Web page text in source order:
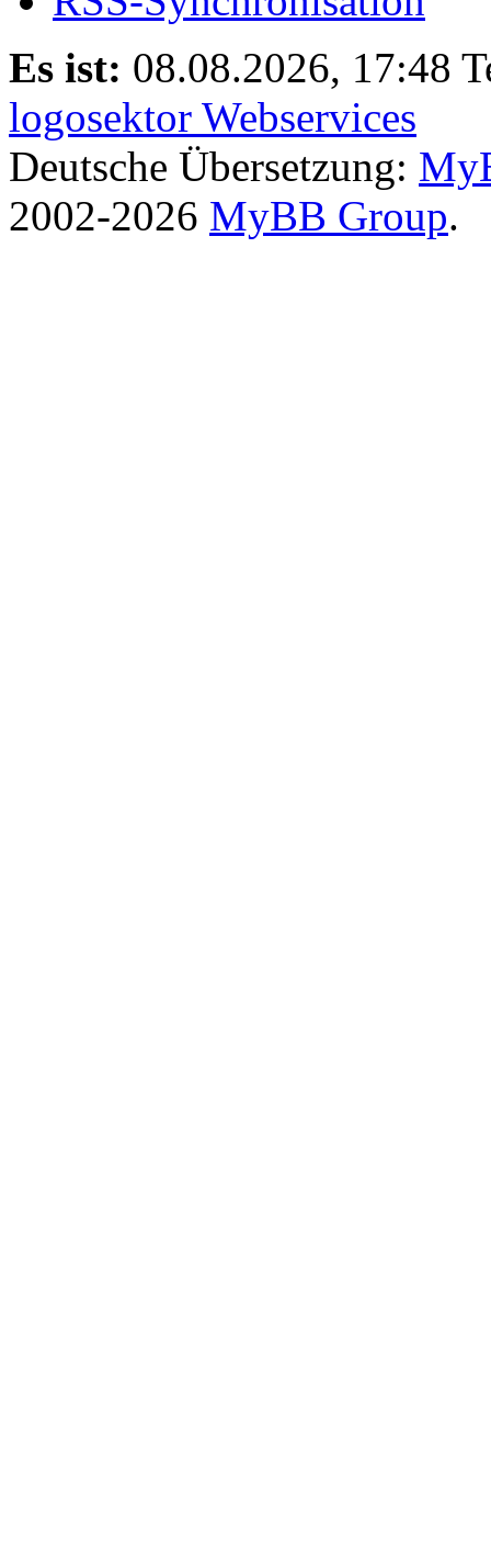
Es ist: 08.08.2026, 17:48
logosektor Webservices
Deutsche Übersetzung:
2002-2026 MyBB Group.